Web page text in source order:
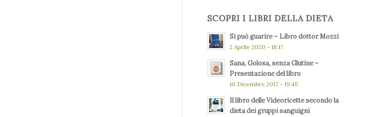
SCOPRI I LIBRI DELLA DIETA
Si può guarire – Libro dottor Mozzi
2 Aprile 2020 - 18:17
Sana, Golosa, senza Glutine –
Presentazione del libro
10 Dicembre 2017 - 19:45
Il libro delle Videoricette secondo la
dieta dei gruppi sanguigni